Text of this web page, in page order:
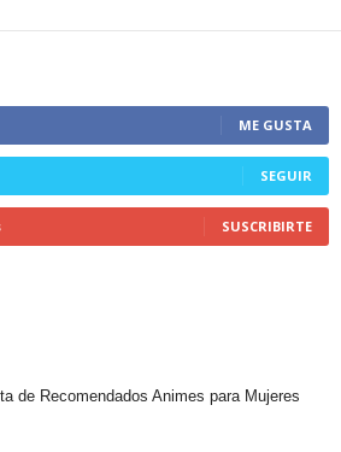
ME GUSTA
SEGUIR
SUSCRIBIRTE
de Recomendados Animes para Mujeres